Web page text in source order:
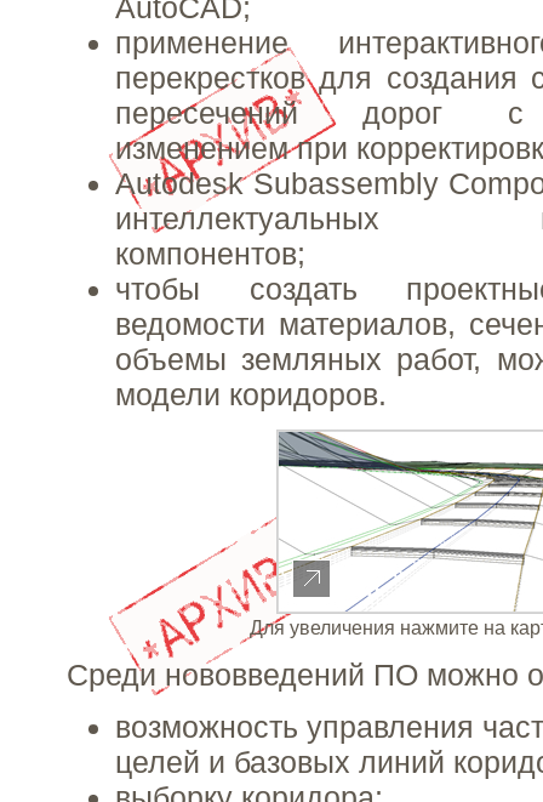
AutoCAD;
применение
перекрестков для
пересечений дорог с
изменением при
Autodesk Subassembly
интеллектуальных
компонентов;
чтобы создать
ведомости материалов,
объемы земляных работ,
модели коридоров.
Для увеличения нажмите на
Среди нововведений ПО можно
возможность управления
целей и базовых линий